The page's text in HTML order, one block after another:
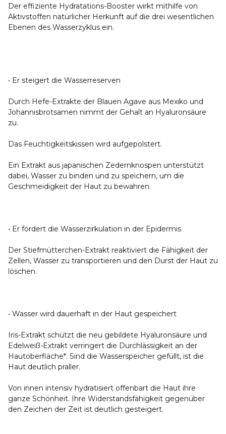
Der effiziente Hydratations-Booster wirkt mithilfe von
Aktivstoffen natürlicher Herkunft auf die drei wesentlichen
Ebenen des Wasserzyklus ein.
• Er steigert die Wasserreserven
Durch Hefe-Extrakte der Blauen Agave aus Mexiko und
Johannisbrotsamen nimmt der Gehalt an Hyaluronsäure
zu.
Das Feuchtigkeitskissen wird aufgepolstert.
Ein Extrakt aus japanischen Zedernknospen unterstützt
dabei, Wasser zu binden und zu speichern, um die
Geschmeidigkeit der Haut zu bewahren.
• Er fördert die Wasserzirkulation in der Epidermis
Der Stiefmütterchen-Extrakt reaktiviert die Fähigkeit der
Zellen, Wasser zu transportieren und den Durst der Haut zu
löschen.
• Wasser wird dauerhaft in der Haut gespeichert
Iris-Extrakt schützt die neu gebildete Hyaluronsäure und
Edelweiß-Extrakt verringert die Durchlässigkeit an der
Hautoberfläche*. Sind die Wasserspeicher gefüllt, ist die
Haut deutlich praller.
Von innen intensiv hydratisiert offenbart die Haut ihre
ganze Schönheit. Ihre Widerstandsfähigkeit gegenüber
den Zeichen der Zeit ist deutlich gesteigert.